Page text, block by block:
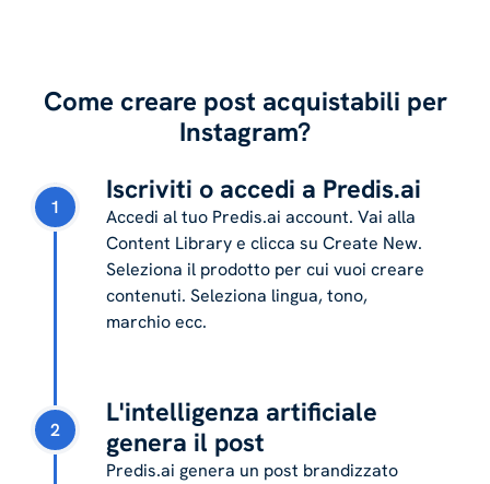
Come creare post acquistabili per
Instagram?
1
Iscriviti o accedi a Predis.ai
Accedi al tuo Predis.ai account. Vai alla
Content Library e clicca su Create New.
Seleziona il prodotto per cui vuoi creare
contenuti. Seleziona lingua, tono,
marchio ecc.
2
L'intelligenza artificiale
genera il post
Predis.ai genera un post brandizzato